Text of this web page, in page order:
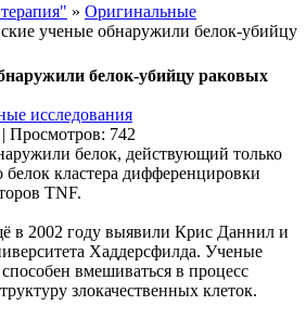
» Оригинальные
ученые обнаружили белок-убийцу
белок-убийцу раковых
исследования
Просмотров: 742
белок, действующий только
кластера дифференцировки
TNF.
в 2002 году выявили Крис Даннил и
Хаддерсфилда. Ученые
вмешиваться в процесс
злокачественных клеток.